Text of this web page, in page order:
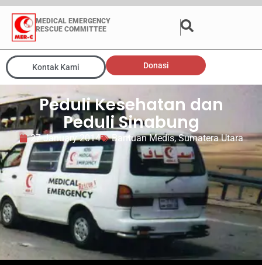
MEDICAL EMERGENCY
RESCUE COMMITTEE
Kontak Kami Donasi
Peduli Kesehatan dan
Peduli Sinabung
27 January 2014 Bantuan Medis,Sumatera Utara